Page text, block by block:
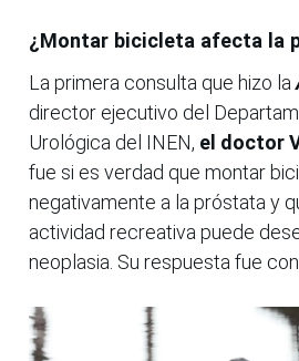
¿Montar bicicleta afecta la
La primera consulta que hizo la
director ejecutivo del
Urológica del INEN, el doctor
fue si es verdad que montar
negativamente a la próstata y
actividad recreativa puede
neoplasia. Su respuesta fue